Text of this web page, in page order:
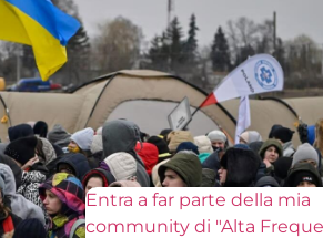
Entra a far parte della mia
community di "Alta Frequenza"